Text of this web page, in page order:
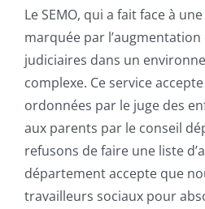
Le SEMO, qui a fait face à
marquée par l’augmentation
judiciaires dans un
complexe. Ce service
ordonnées par le juge des
aux parents par le conseil
refusons de faire une liste
département accepte que
travailleurs sociaux pour